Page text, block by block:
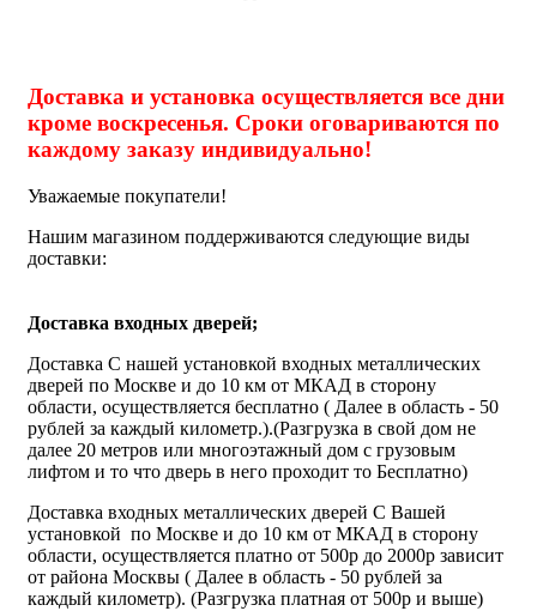
Доставка и установка осуществляется все дни
кроме воскресенья. Сроки оговариваются по
каждому заказу индивидуально!
Уважаемые покупатели!
Нашим магазином поддерживаются следующие виды
доставки:
Доставка входных дверей;
Доставка С нашей установкой входных металлических
дверей по Москве и до 10 км от МКАД в сторону
области, осуществляется бесплатно ( Далее в область - 50
рублей за каждый километр.).(Разгрузка в свой дом не
далее 20 метров или многоэтажный дом с грузовым
лифтом и то что дверь в него проходит то Бесплатно)
Доставка входных металлических дверей С Вашей
установкой по Москве и до 10 км от МКАД в сторону
области, осуществляется платно от 500р до 2000р зависит
от района Москвы ( Далее в область - 50 рублей за
каждый километр). (Разгрузка платная от 500р и выше)